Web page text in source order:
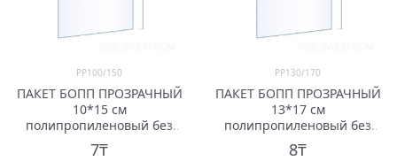
PP100/150
ПАКЕТ БОПП ПРОЗРАЧНЫЙ
10*15 см
полипропиленовый без
клапана
7₸
PP130/170
ПАКЕТ БОПП ПРОЗРАЧНЫЙ
13*17 см
полипропиленовый без
клапана
8₸